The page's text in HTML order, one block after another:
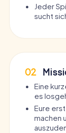
Jeder
sucht
02
Eine
es
Eure
machen